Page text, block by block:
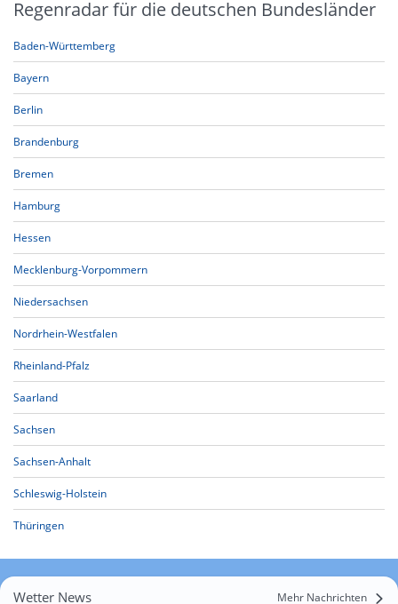
Regenradar für die deutschen Bundesländer
Baden-Württemberg
Bayern
Berlin
Brandenburg
Bremen
Hamburg
Hessen
Mecklenburg-Vorpommern
Niedersachsen
Nordrhein-Westfalen
Rheinland-Pfalz
Saarland
Sachsen
Sachsen-Anhalt
Schleswig-Holstein
Thüringen
Wetter News Mehr Nachrichten